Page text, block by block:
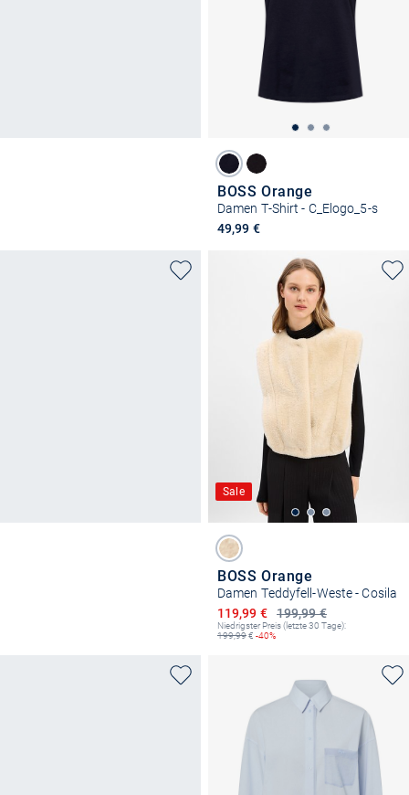
BOSS Orange
Damen T-Shirt - C_Elogo_5-s
49,99 €
Sale
BOSS Orange
Damen Teddyfell-Weste - Cosila
199,99 €
Ermäßigter Preis
119,99 €
Niedrigster Preis (letzte 30 Tage):
199,99€ -40%